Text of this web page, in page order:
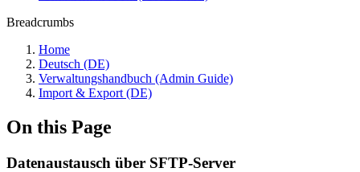
Breadcrumbs
Home
Deutsch (DE)
Verwaltungshandbuch (Admin Guide)
Import & Export (DE)
On this Page
Datenaustausch über SFTP-Server